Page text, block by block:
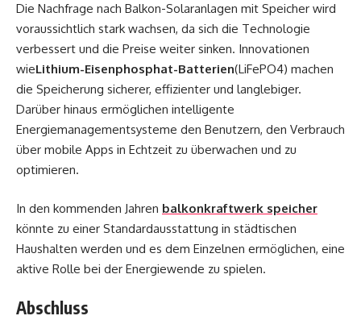
Die Nachfrage nach Balkon-Solaranlagen mit Speicher wird
voraussichtlich stark wachsen, da sich die Technologie
verbessert und die Preise weiter sinken. Innovationen
wieLithium-Eisenphosphat-Batterien(LiFePO4) machen
die Speicherung sicherer, effizienter und langlebiger.
Darüber hinaus ermöglichen intelligente
Energiemanagementsysteme den Benutzern, den Verbrauch
über mobile Apps in Echtzeit zu überwachen und zu
optimieren.
In den kommenden Jahren balkonkraftwerk speicher
könnte zu einer Standardausstattung in städtischen
Haushalten werden und es dem Einzelnen ermöglichen, eine
aktive Rolle bei der Energiewende zu spielen.
Abschluss